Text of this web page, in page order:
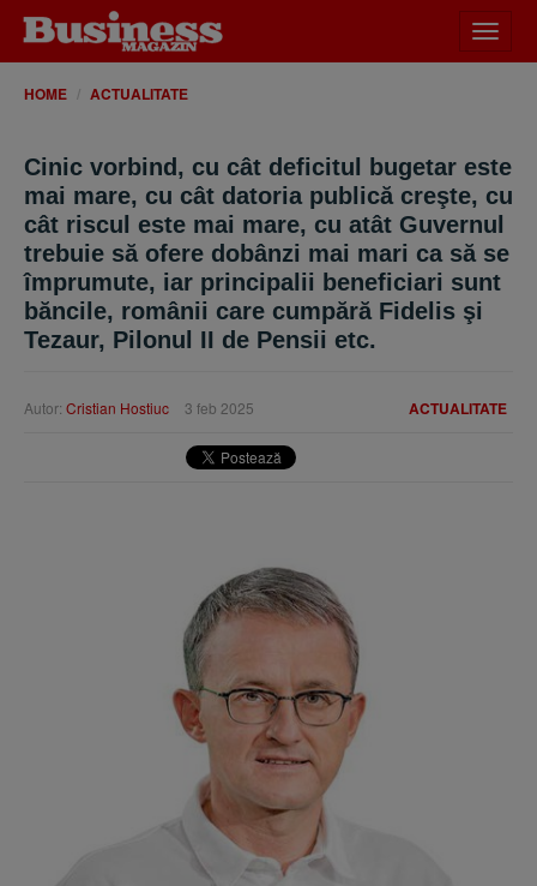
meniu
HOME ACTUALITATE
Cinic vorbind, cu cât deficitul bugetar este
mai mare, cu cât datoria publică creşte, cu
cât riscul este mai mare, cu atât Guvernul
trebuie să ofere dobânzi mai mari ca să se
împrumute, iar principalii beneficiari sunt
băncile, românii care cumpără Fidelis şi
Tezaur, Pilonul II de Pensii etc.
ACTUALITATE
Autor: Cristian Hostiuc 3 feb 2025